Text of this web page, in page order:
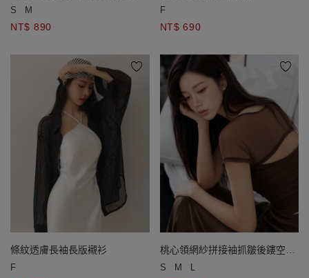
短袖短版排扣開襟針織衫
S M
NT$ 890
F
NT$ 690
條紋透膚長袖長版襯衫
F
桃心領網紗拼接袖抓皺後鏤空短
版上衣(附胸墊)
S M L